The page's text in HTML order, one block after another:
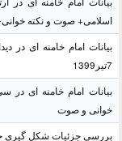
اسلامی+ صوت و نکته خوانی-
بیانات امام خامنه ای در
7تیر1399
بیانات امام خامنه ای در
خوانی و صوت
بررسی جزئیات شکل گیری